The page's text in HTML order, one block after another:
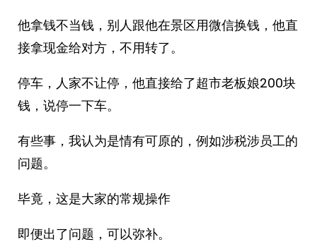
他拿钱不当钱，别人跟他在景区用微信换钱，他直
接拿现金给对方，不用转了。
停车，人家不让停，他直接给了超市老板娘200块
钱，说停一下车。
有些事，我认为是情有可原的，例如涉税涉员工的
问题。
毕竟，这是大家的常规操作
即便出了问题，可以弥补。